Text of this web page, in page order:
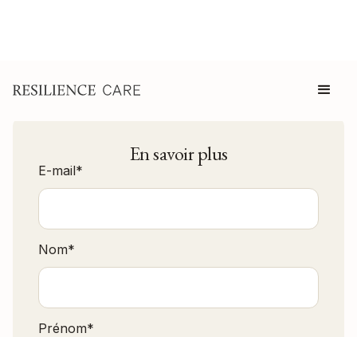
En savoir plus
E-mail*
Nom*
Prénom*